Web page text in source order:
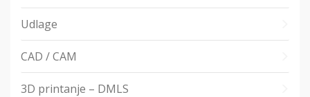
Udlage
CAD / CAM
3D printanje – DMLS